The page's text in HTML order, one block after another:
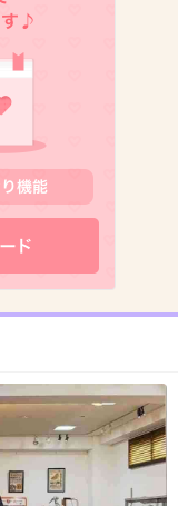
来る1000円カ
んとも仲良く
し伸びると形
と思います
-1